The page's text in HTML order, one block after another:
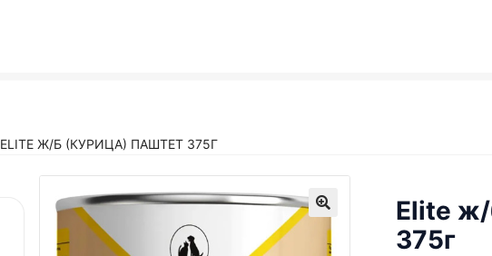
ELITE Ж/Б (КУРИЦА) ПАШТЕТ 375Г
Elite
375г